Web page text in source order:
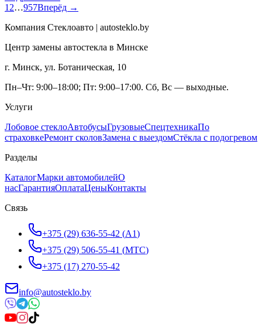
1 2…957Вперёд →
Компания Стеклоавто | autosteklo.by
Центр замены автостекла в Минске
г. Минск, ул. Ботаническая, 10
Пн–Чт: 9:00–18:00; Пт: 9:00–17:00. Сб, Вс — выходные.
Услуги
Лобовое стеклоАвтобусыГрузовыеСпецтехникаПо
страховкеРемонт сколовЗамена с выездомСтёкла с подогревом
Разделы
КаталогМарки автомобилейО
насГарантияОплатаЦеныКонтакты
Связь
+375 (29) 636-55-42 (A1)
+375 (29) 506-55-41 (МТС)
+375 (17) 270-55-42
info@autosteklo.by